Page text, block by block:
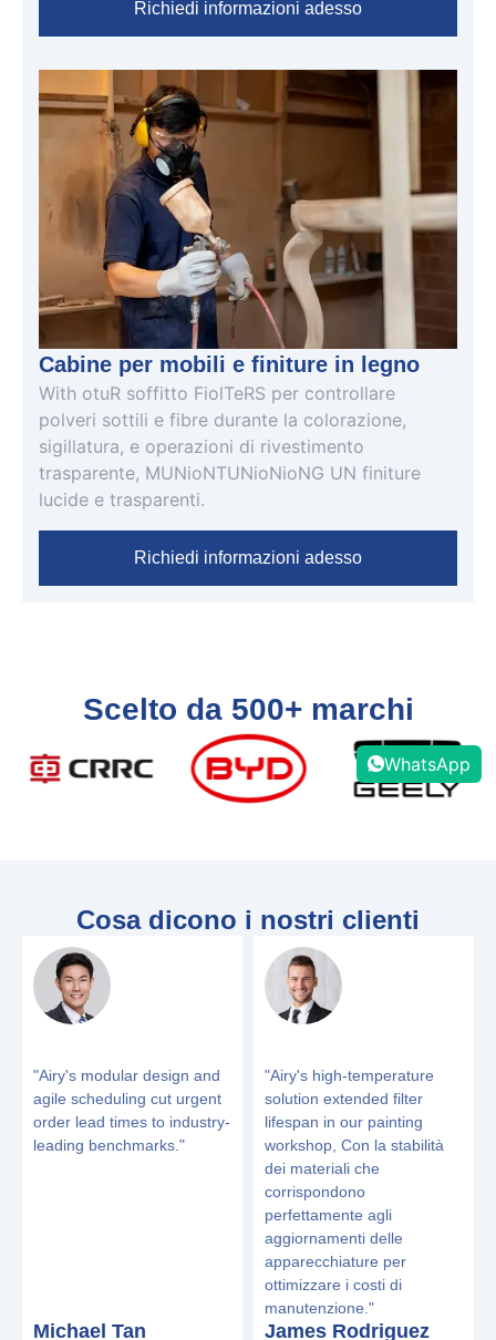
Richiedi informazioni adesso
Cabine per mobili e finiture in legno
With otuR soffitto FiolTeRS per controllare
polveri sottili e fibre durante la colorazione,
sigillatura, e operazioni di rivestimento
trasparente, MUNioNTUNioNioNG UN finiture
lucide e trasparenti.
Richiedi informazioni adesso
Scelto da 500+ marchi
Cosa dicono i nostri clienti
"Airy's high-temperature
solution extended filter
lifespan in our painting
workshop, Con la stabilità
James Rodriguez
"Airy's bio-based materials
and rapid prototyping
enabled pre-deadline
compliance with EU
regulations across our
production lines.
Sophie Müller
Responsabile della sostenibilità,
WhatsApp